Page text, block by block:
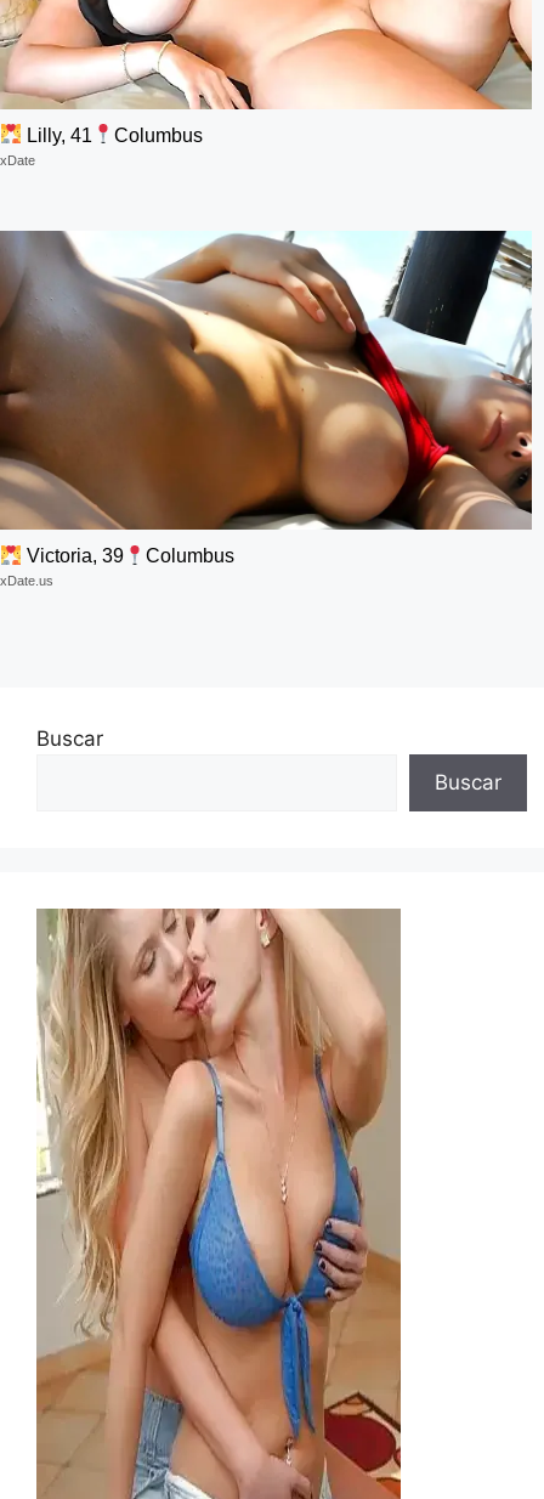
Lilly, 41 Columbus
xDate
Victoria, 39 Columbus
xDate.us
Buscar
Buscar